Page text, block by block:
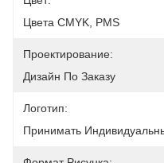
Цвета CMYK, PMS
Проектирование:
Дизайн По Заказу
Логотип:
Принимать